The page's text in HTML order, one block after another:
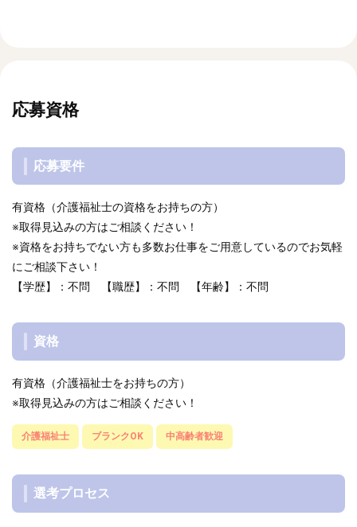
応募資格
応募要件
有資格（介護福祉士の資格をお持ちの方）
※取得見込みの方はご相談ください！
※資格をお持ちでない方も多数お仕事をご用意しているのでお気軽
にご相談下さい！
【学歴】：不問 【職歴】：不問 【年齢】：不問
資格
有資格（介護福祉士をお持ちの方）
※取得見込みの方はご相談ください！
介護福祉士 ブランクOK 中高齢者歓迎
選考プロセス